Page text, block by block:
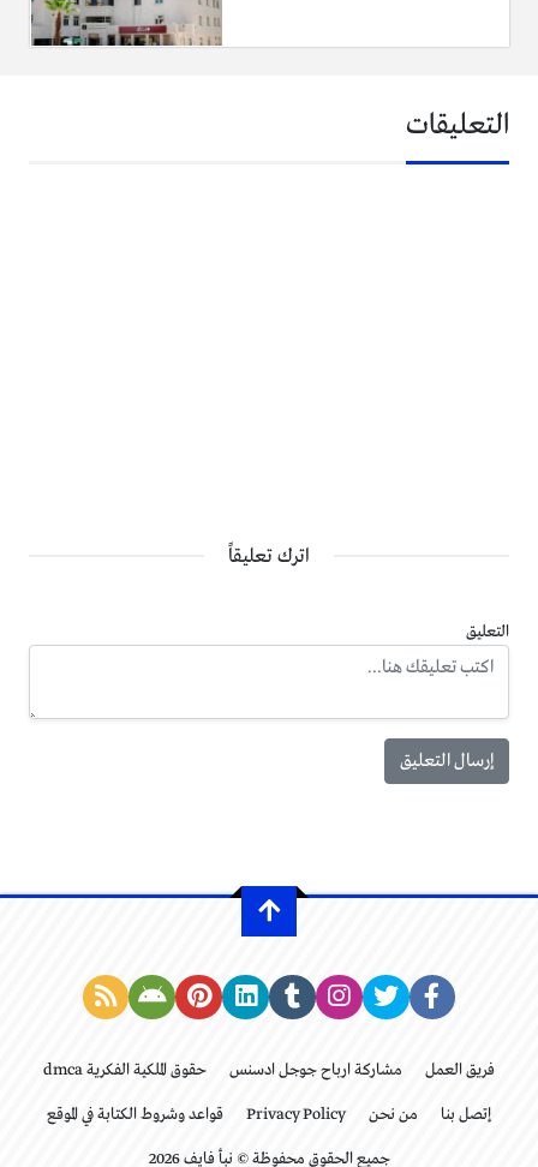
التعليقات
اترك تعليقاً
التعليق
فريق العمل مشاركة ارباح جوجل ادسنس حقوق الملكية الفكرية dmca
إتصل بنا من نحن Privacy Policy قواعد وشروط الكتابة في الموقع
جميع الحقوق محفوظة © نبأ فايف 2026